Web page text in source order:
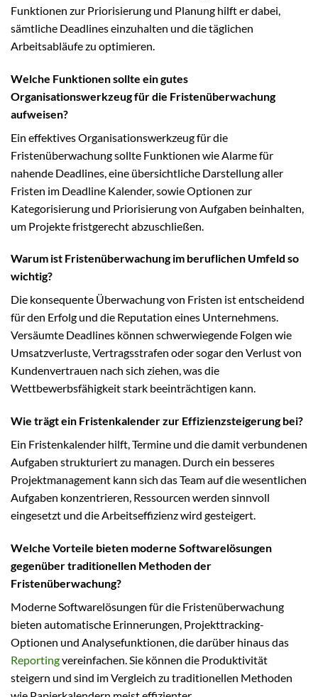
Funktionen zur Priorisierung und Planung hilft er dabei,
sämtliche Deadlines einzuhalten und die täglichen
Arbeitsabläufe zu optimieren.
Welche Funktionen sollte ein gutes
Organisationswerkzeug für die Fristenüberwachung
aufweisen?
Ein effektives Organisationswerkzeug für die
Fristenüberwachung sollte Funktionen wie Alarme für
nahende Deadlines, eine übersichtliche Darstellung aller
Fristen im Deadline Kalender, sowie Optionen zur
Kategorisierung und Priorisierung von Aufgaben beinhalten,
um Projekte fristgerecht abzuschließen.
Warum ist Fristenüberwachung im beruflichen Umfeld so
wichtig?
Die konsequente Überwachung von Fristen ist entscheidend
für den Erfolg und die Reputation eines Unternehmens.
Versäumte Deadlines können schwerwiegende Folgen wie
Umsatzverluste, Vertragsstrafen oder sogar den Verlust von
Kundenvertrauen nach sich ziehen, was die
Wettbewerbsfähigkeit stark beeinträchtigen kann.
Wie trägt ein Fristenkalender zur Effizienzsteigerung bei?
Ein Fristenkalender hilft, Termine und die damit verbundenen
Aufgaben strukturiert zu managen. Durch ein besseres
Projektmanagement kann sich das Team auf die wesentlichen
Aufgaben konzentrieren, Ressourcen werden sinnvoll
eingesetzt und die Arbeitseffizienz wird gesteigert.
Welche Vorteile bieten moderne Softwarelösungen
gegenüber traditionellen Methoden der
Fristenüberwachung?
Moderne Softwarelösungen für die Fristenüberwachung
bieten automatische Erinnerungen, Projekttracking-
Optionen und Analysefunktionen, die darüber hinaus das
Reportingvereinfachen. Sie können die Produktivität
steigern und sind im Vergleich zu traditionellen Methoden